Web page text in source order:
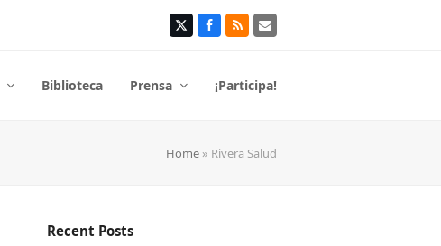
TwitterFacebook
RSS Correo
Biblioteca Prensa ¡Participa!
Home » Rivera Salud
Recent Posts